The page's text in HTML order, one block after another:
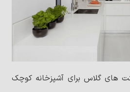
دارید؟
خود را از کارشناسان و
های گلاس برای آشپزخانه کوچک